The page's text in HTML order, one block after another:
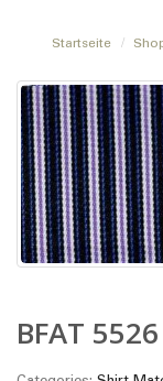
Startseite
BFAT 5526